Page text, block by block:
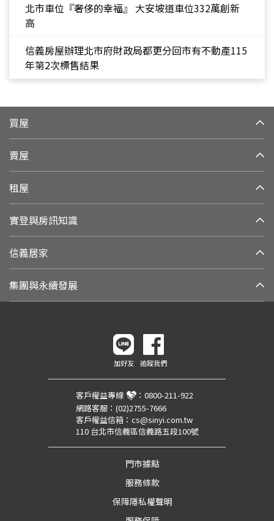
北市車位『奢侈的幸福』 大安坡道車位332萬創新
高
信義房屋辦理北市府財政局都更分回市有不動產115
年第2次標售結果
買屋
賣屋
租屋
實登與房訊知識
信義居家
集團與永續發展
加好友 追蹤我們
客戶權益專線 ： 0800-211-922
網路客服： (02)2755-7666
客戶權益信箱： cs@sinyi.com.tw
110 台北市信義區信義路五段100號
門市據點
服務條款
保障隱私權聲明